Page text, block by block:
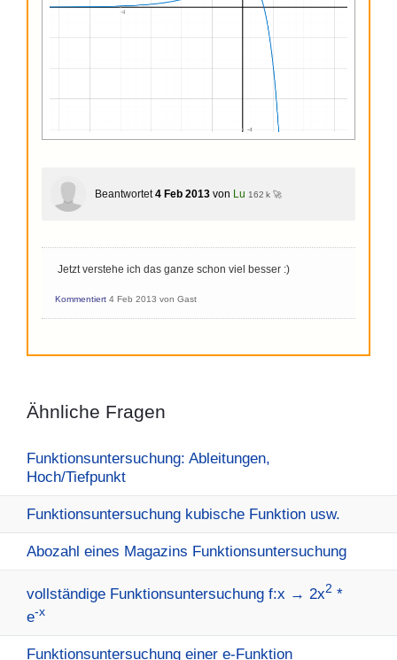
Beantwortet 4 Feb 2013 von Lu 162 k 🚀
Jetzt verstehe ich das ganze schon viel besser :)
Kommentiert 4 Feb 2013 von Gast
Ähnliche Fragen
Funktionsuntersuchung: Ableitungen,
Hoch/Tiefpunkt
Funktionsuntersuchung kubische Funktion usw.
Abozahl eines Magazins Funktionsuntersuchung
vollständige Funktionsuntersuchung f:x → 2x2 *
e-x
Funktionsuntersuchung einer e-Funktion